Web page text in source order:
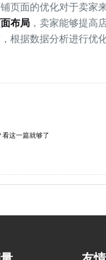
页面的优化对于卖家
布局，卖家能够提高
根据数据分析进行优
这一篇就够了